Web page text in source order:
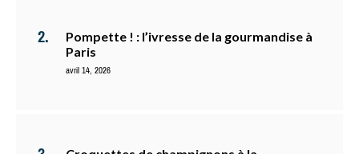
Pompette ! : l’ivresse de la gourmandise à
Paris
avril 14, 2026